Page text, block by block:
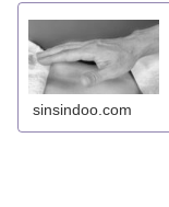
sinsindoo.com